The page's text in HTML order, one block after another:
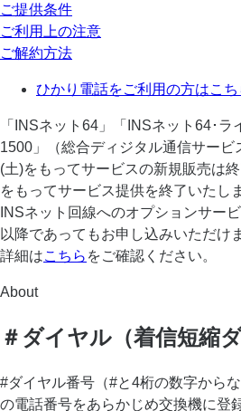
ご提供条件
ご利用上の注意
ご解約方法
ひかり電話をご利用の方はこち
「INSネット64」「INSネット64･ラ
1500」（総合ディジタル通信サービ
(土)をもってサービスの新規販売は
をもってサービス提供を終了いたし
INSネット回線へのオプションサー
以降であってもお申し込みいただけ
詳細はこちら をご確認ください。
About
＃ダイヤル（着信短縮
#ダイヤル番号（#と4桁の数字から
の電話番号をあらかじめ交換機に登